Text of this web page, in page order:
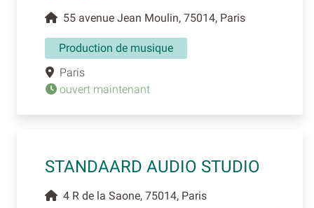
55 avenue Jean Moulin, 75014, Paris
Production de musique
Paris
ouvert maintenant
STANDAARD AUDIO STUDIO
4 R de la Saone, 75014, Paris